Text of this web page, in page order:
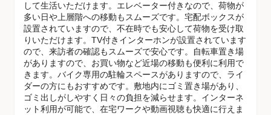
して生活いただけます。エレベーター付きなので、荷物が
多い日や上層階への移動もスムーズです。宅配ボックスが
設置されていますので、不在時でも安心して荷物を受け取
りいただけます。TV付きインターホンが設置されています
ので、来訪者の確認もスムーズで安心です。自転車置き場
がありますので、お買い物など近場の移動も便利に利用で
きます。バイク専用の駐輪スペースがありますので、ライ
ダーの方にもおすすめです。敷地内にゴミ置き場があり、
ゴミ出しがしやすく日々の負担を減らせます。インターネ
ット利用が可能で、在宅ワークや動画視聴も快適に行えま